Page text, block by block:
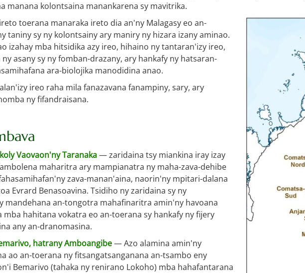
manana kolontsaina manankarena sy mavitrika.
toerana manaraka ireto dia an'ny Malagasy eo an-
taniny sy ny kolontsainy ary maniry ny hizara izany aminao.
izahay mba hitsidika azy ireo, hihaino ny tantaran'izy ireo,
asany sy ny fomban-drazany, ary hankafy ny hatsaran-
ara-biolojika manodidina anao.
ireo raha mila fanazavana fanampiny, sary, ary
ny fifandraisana.
Vaovaon'ny Taranaka— zaridaina tsy miankina iray izay
maharitra ary mampianatra ny maha-zava-dehibe
zava-manan'aina, naorin'ny mpitari-dalana
Evrard Benasoavina. Tsidiho ny zaridaina sy ny
mandehana an-tongotra mahafinaritra amin'ny havoana
mba hahitana vokatra eo an-toerana sy hankafy ny fijery
any an-dranomasina.
hatrany Amboangibe— Azo alamina amin'ny
ao an-toerana ny fitsangatsanganana an-tsambo eny
Bemarivo (tahaka ny renirano Lokoho) mba hahafantarana